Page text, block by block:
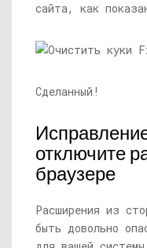
сайта, как
Сделанный!
отключите
браузере
Расширения из
быть довольно